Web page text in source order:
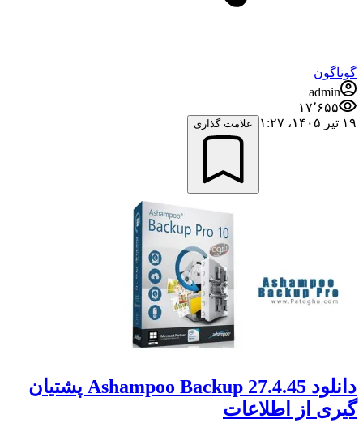
گوناگون
admin
۱۷٬۶۵۵
۱۹ تیر ۱۴۰۵،‏ ۱:۲۷
علامت گذاری
دانلود Ashampoo Backup 27.4.45 پشتیان
گیری از اطلاعات